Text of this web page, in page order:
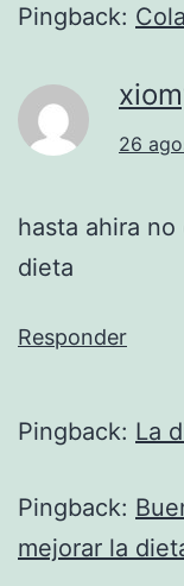
Pingback:
26
hasta ahira
dieta
Responder
Pingback: La
Pingback:
mejorar la